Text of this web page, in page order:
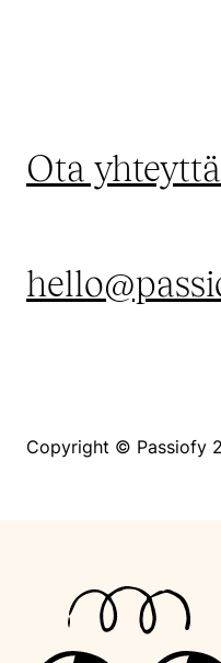
Ota
Copyright © Passiofy